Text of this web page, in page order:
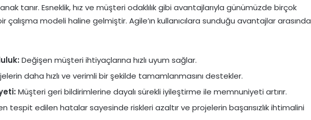
tanır. Esneklik, hız ve müşteri odaklılık gibi avantajlarıyla günümüzde birçok
modeli haline gelmiştir. Agile’ın kullanıcılara sunduğu avantajlar arasında
Değişen müşteri ihtiyaçlarına hızlı uyum sağlar.
daha hızlı ve verimli bir şekilde tamamlanmasını destekler.
Müşteri geri bildirimlerine dayalı sürekli iyileştirme ile memnuniyeti artırır.
tespit edilen hatalar sayesinde riskleri azaltır ve projelerin başarısızlık ihtimalini